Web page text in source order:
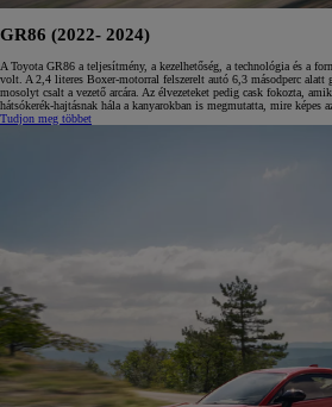
GR86 (2022- 2024)
A Toyota GR86 a teljesítmény, a kezelhetőség, a technológia és a
volt. A 2,4 literes Boxer-motorral felszerelt autó 6,3 másodperc
mosolyt csalt a vezető arcára. Az élvezeteket pedig cask fokozta,
hátsókerék-hajtásnak hála a kanyarokban is megmutatta, mire képes
Tudjon meg többet